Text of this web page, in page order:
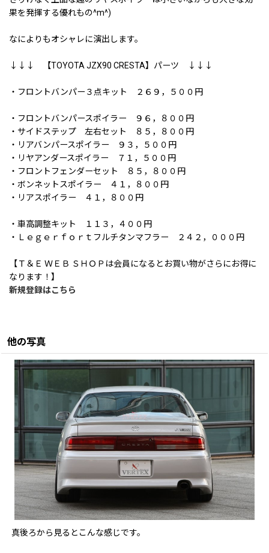
果を発揮する優れもの^m^)
なによりもオシャレに演出します。
↓↓↓ 【TOYOTA JZX90 CRESTA】パーツ ↓↓↓
・フロントバンパー３点キット ２６９，５００円
・フロントバンパースポイラー ９６，８００円
・サイドステップ 左右セット ８５，８００円
・リアバンパースポイラー ９３，５００円
・リヤアンダースポイラー ７１，５００円
・フロントフェンダーセット ８５，８００円
・ボンネットスポイラー ４１，８００円
・リアスポイラー ４１，８００円
・車高調整キット １１３，４００円
・Ｌｅｇｅｒｆｏｒｔフルチタンマフラー ２４２，０００円
【Ｔ＆Ｅ ＷＥＢ ＳＨＯＰは会員になるとお買い物がさらにお得に
なります！】
新規登録はこちら
他の写真
真後ろから見るとこんな感じです。